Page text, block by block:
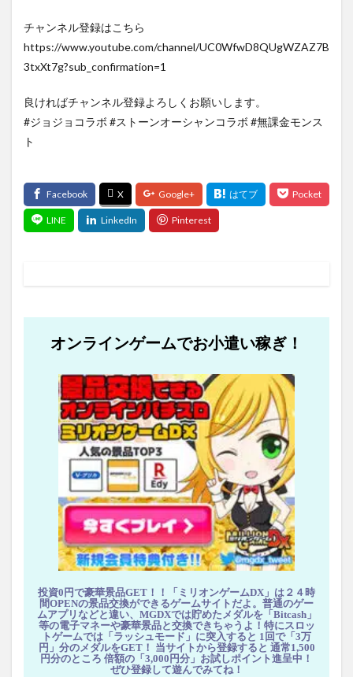
チャンネル登録はこちら
https://www.youtube.com/channel/UC0WfwD8QUgWZAZ7B
3txXt7g?sub_confirmation=1
良ければチャンネル登録よろしくお願いします。
#ジョジョコラボ #ストーンオーシャンコラボ #無課金モンス
ト
オンラインゲームでお小遣い稼ぎ！
投資0円で豪華景品GET！！「ミリオンゲームDX」は２４時
間OPENの景品交換ができるゲームサイトだよ。普通のゲー
ムアプリなどと違い、MGDXでは貯めたメダルを「Bitcash」
等の電子マネーや豪華景品と交換できちゃうよ！特にスロッ
トゲームでは「ラッシュモード」に突入すると 1回で「3万
円」分のメダルをGET！ 当サイトから登録すると 通常1,500
円分のところ 倍額の「3,000円分」お試しポイント進呈中！
ぜひ登録して遊んでみてね！